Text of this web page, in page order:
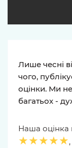
Лише чесні
чого,
оцінки. Ми не
багатьох -
Наша оцінка
★★★★★